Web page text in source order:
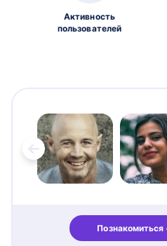
Активность
пользователей